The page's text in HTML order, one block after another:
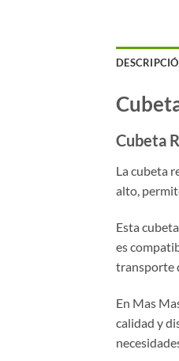
Cubeta
La cubeta
alto,
Esta
es
transporte
En Mas
calidad y